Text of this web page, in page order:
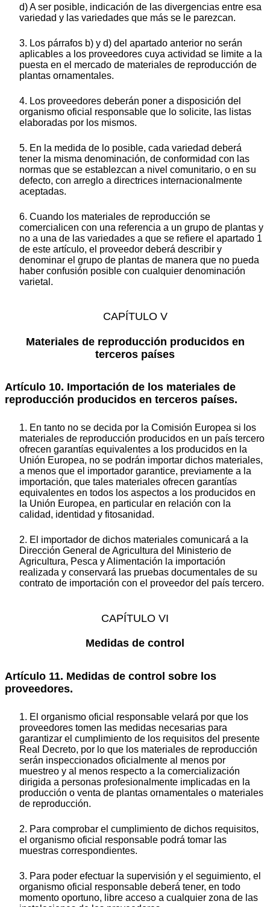
d) A ser posible, indicación de las divergencias entre esa
variedad y las variedades que más se le parezcan.
3. Los párrafos b) y d) del apartado anterior no serán
aplicables a los proveedores cuya actividad se limite a la
puesta en el mercado de materiales de reproducción de
plantas ornamentales.
4. Los proveedores deberán poner a disposición del
organismo oficial responsable que lo solicite, las listas
elaboradas por los mismos.
5. En la medida de lo posible, cada variedad deberá
tener la misma denominación, de conformidad con las
normas que se establezcan a nivel comunitario, o en su
defecto, con arreglo a directrices internacionalmente
aceptadas.
6. Cuando los materiales de reproducción se
comercialicen con una referencia a un grupo de plantas y
no a una de las variedades a que se refiere el apartado 1
de este artículo, el proveedor deberá describir y
denominar el grupo de plantas de manera que no pueda
haber confusión posible con cualquier denominación
varietal.
CAPÍTULO V
Materiales de reproducción producidos en
terceros países
Artículo 10. Importación de los materiales de
reproducción producidos en terceros países.
1. En tanto no se decida por la Comisión Europea si los
materiales de reproducción producidos en un país tercero
ofrecen garantías equivalentes a los producidos en la
Unión Europea, no se podrán importar dichos materiales,
a menos que el importador garantice, previamente a la
importación, que tales materiales ofrecen garantías
equivalentes en todos los aspectos a los producidos en
la Unión Europea, en particular en relación con la
calidad, identidad y fitosanidad.
2. El importador de dichos materiales comunicará a la
Dirección General de Agricultura del Ministerio de
Agricultura, Pesca y Alimentación la importación
realizada y conservará las pruebas documentales de su
contrato de importación con el proveedor del país tercero.
CAPÍTULO VI
Medidas de control
Artículo 11. Medidas de control sobre los
proveedores.
1. El organismo oficial responsable velará por que los
proveedores tomen las medidas necesarias para
garantizar el cumplimiento de los requisitos del presente
Real Decreto, por lo que los materiales de reproducción
serán inspeccionados oficialmente al menos por
muestreo y al menos respecto a la comercialización
dirigida a personas profesionalmente implicadas en la
producción o venta de plantas ornamentales o materiales
de reproducción.
2. Para comprobar el cumplimiento de dichos requisitos,
el organismo oficial responsable podrá tomar las
muestras correspondientes.
3. Para poder efectuar la supervisión y el seguimiento, el
organismo oficial responsable deberá tener, en todo
momento oportuno, libre acceso a cualquier zona de las